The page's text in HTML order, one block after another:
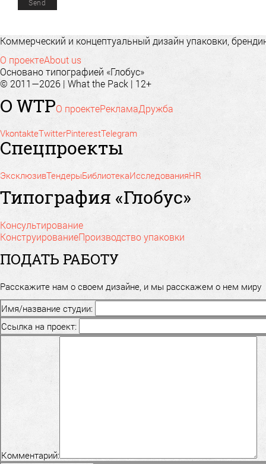
Коммерческий и концептуальный дизайн упаковки,
О проектеAbout us
Основано типографией «Глобус»
© 2011—2026 | What the Pack | 12+
О WTPО проектеРекламаДружба
VkontakteTwitterPinterestTelegram
Спецпроекты
ЭксклюзивТендерыБиблиотекаИсследованияHR
Типография «Глобус»
Консультирование
КонструированиеПроизводство упаковки
ПОДАТЬ РАБОТУ
Расскажите нам о своем дизайне, и мы расскажем о нем миру
Имя/название студии:
Ссылка на проект:
Комментарий: